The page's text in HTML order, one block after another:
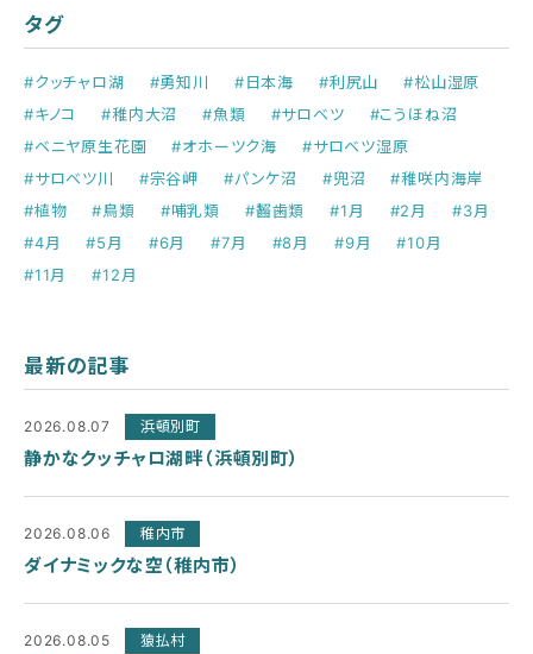
タグ
#クッチャロ湖 #勇知川 #日本海 #利尻山
#松山湿原
#キノコ
#稚内大沼 #魚類 #サロベツ
#こうほね沼
#ベニヤ原生花園
#オホーツク海
#サロベツ湿原
#サロベツ川
#宗谷岬 #パンケ沼 #兜沼
#稚咲内海岸
#植物
#鳥類 #哺乳類 #齧歯類 #1月 #2月
#3月
#4月
#5月 #6月 #7月 #8月 #9月
#10月
#11月
#12月
最新の記事
2026.08.07 浜頓別町
静かなクッチャロ湖畔（浜頓別町）
2026.08.06 稚内市
ダイナミックな空（稚内市）
2026.08.05 猿払村